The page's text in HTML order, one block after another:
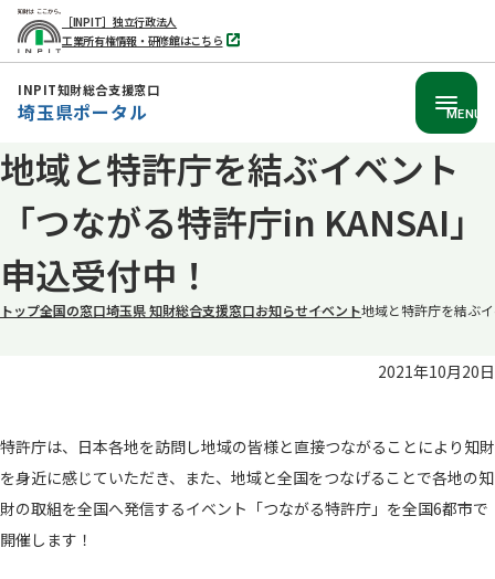
本
文
動
［INPIT］独立行政法人
工業所有権情報・研修館はこちら
別
タ
INPIT知財総合支援窓口
埼玉県ポータル MENU
地域と特許庁を結ぶイベント
「つながる特許庁in KANSAI」
申込受付中！
トップ全国の窓口埼玉県 知財総合支援窓口お知らせイベント地域と特許庁を結ぶ
2021年10月20日
特許庁は、日本各地を訪問し地域の皆様と直接つながることにより知財
を身近に感じていただき、また、地域と全国をつなげることで各地の知
財の取組を全国へ発信するイベント「つながる特許庁」を全国6都市で
開催します！